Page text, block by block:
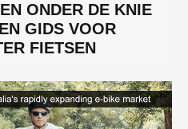
ONDER DE KNIE
GIDS VOOR
FIETSEN